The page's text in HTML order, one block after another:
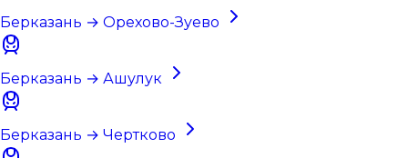
Берказань → Орехово-Зуево
Берказань → Ашулук
Берказань → Чертково